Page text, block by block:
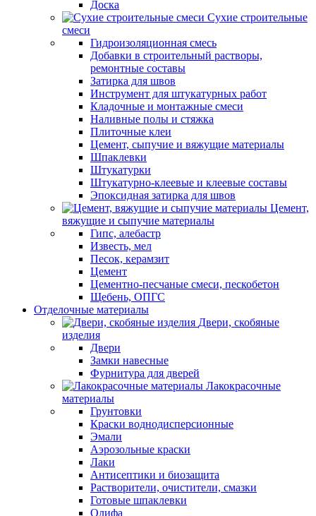
Доска
Сухие строительные
смеси
Гидроизоляционная смесь
Добавки в строительный растворы,
ремонтные составы
Затирка для швов
Инструмент для штукатурных работ
Кладочные и монтажные смеси
Наливные полы и стяжка
Плиточные клеи
Цемент, сыпучие и вяжущие материалы
Шпаклевки
Штукатурки
Штукатурно-клеевые и клеевые составы
Эпоксидная затирка для швов
Цемент,
вяжущие и сыпучие материалы
Гипс, алебастр
Известь, мел
Песок, керамзит
Цемент
Цементно-песчаные смеси, пескобетон
Щебень, ОПГС
Отделочные материалы
Двери, скобяные
изделия
Двери
Замки навесные
Фурнитура для дверей
Лакокрасочные
материалы
Грунтовки
Краски воднодисперсионные
Эмали
Аэрозольные краски
Лаки
Антисептики и биозащита
Растворители, очистители, смазки
Готовые шпаклевки
Олифа